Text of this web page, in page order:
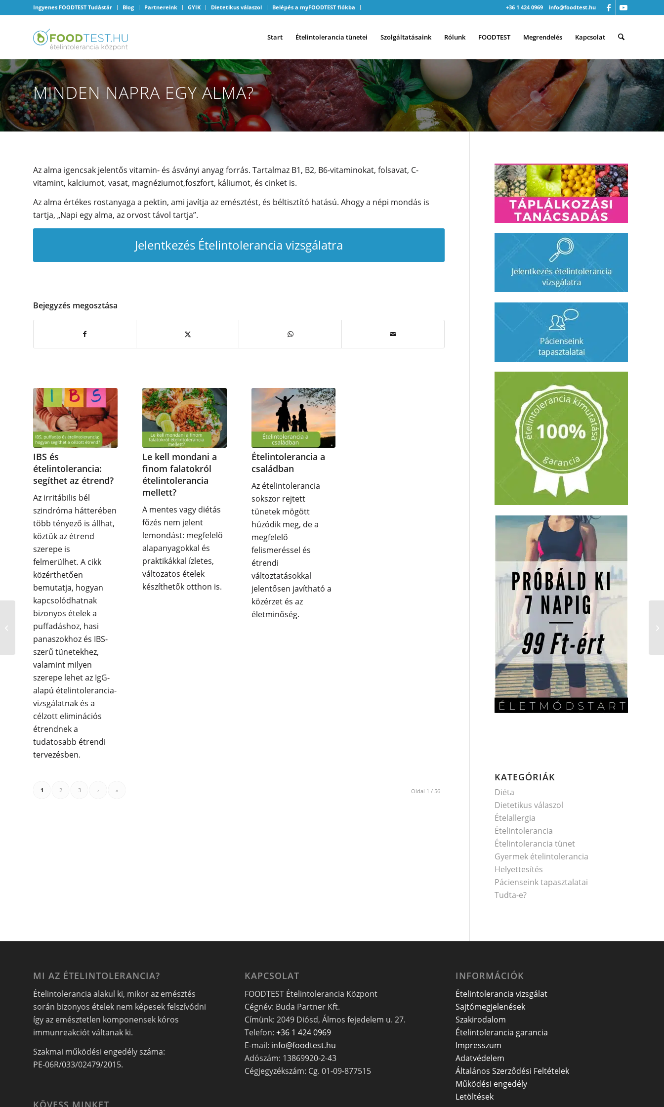
Ingyenes FOODTEST Tudástár Blog Partnereink GYIK Dietetikus válaszol Belépés a myFOODTEST fiókba +36 1 424 0969 info@foodtest.hu
Start Ételintolerancia tünetei Szolgáltatásaink Rólunk FOODTEST Megrendelés Kapcsolat
MINDEN NAPRA EGY ALMA?
Az alma igencsak jelentős vitamin- és ásványi anyag forrás. Tartalmaz B1, B2, B6-vitaminokat, folsavat, C-
vitamint, kalciumot, vasat, magnéziumot,foszfort, káliumot, és cinket is.
Az alma értékes rostanyaga a pektin, ami javítja az emésztést, és béltisztító hatású. Ahogy a népi mondás is
tartja, „Napi egy alma, az orvost távol tartja”.
Jelentkezés Ételintolerancia vizsgálatra
Bejegyzés megosztása
IBS és
ételintolerancia:
segíthet az étrend?
Az irritábilis bél
szindróma hátterében
több tényező is állhat,
köztük az étrend
szerepe is
felmerülhet. A cikk
közérthetően
bemutatja, hogyan
kapcsolódhatnak
bizonyos ételek a
puffadáshoz, hasi
panaszokhoz és IBS-
szerű tünetekhez,
valamint milyen
szerepe lehet az IgG-
alapú ételintolerancia-
vizsgálatnak és a
célzott eliminációs
étrendnek a
tudatosabb étrendi
tervezésben.
Le kell mondani a
finom falatokról
ételintolerancia
mellett?
A mentes vagy diétás
főzés nem jelent
lemondást: megfelelő
alapanyagokkal és
praktikákkal ízletes,
változatos ételek
készíthetők otthon is.
Ételintolerancia a
családban
Az ételintolerancia
sokszor rejtett
tünetek mögött
húzódik meg, de a
megfelelő
felismeréssel és
étrendi
változtatásokkal
jelentősen javítható a
közérzet és az
életminőség.
Oldal 1 / 56
1 2 3 › »
KATEGÓRIÁK
Diéta
Dietetikus válaszol
Ételallergia
Ételintolerancia
Ételintolerancia tünet
Gyermek ételintolerancia
Helyettesítés
Pácienseink tapasztalatai
Tudta-e?
MI AZ ÉTELINTOLERANCIA?
Ételintolerancia alakul ki, mikor az emésztés
során bizonyos ételek nem képesek felszívódni
így az emésztetlen komponensek kóros
immunreakciót váltanak ki.
Szakmai működési engedély száma:
PE-06R/033/02479/2015.
KÖVESS MINKET
KAPCSOLAT
FOODTEST Ételintolerancia Központ
Cégnév: Buda Partner Kft.
Címünk: 2049 Diósd, Álmos fejedelem u. 27.
Telefon: +36 1 424 0969
E-mail: info@foodtest.hu
Adószám: 13869920-2-43
Cégjegyzékszám: Cg. 01-09-877515
INFORMÁCIÓK
Ételintolerancia vizsgálat
Sajtómegjelenések
Szakirodalom
Ételintolerancia garancia
Impresszum
Adatvédelem
Általános Szerződési Feltételek
Működési engedély
Letöltések
Mákos süti a
fiatalságért?